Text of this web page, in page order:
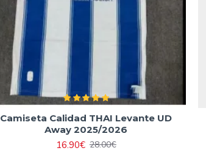
Camiseta Calidad THAI Levante UD
Away 2025/2026
16.90€ 28.00€